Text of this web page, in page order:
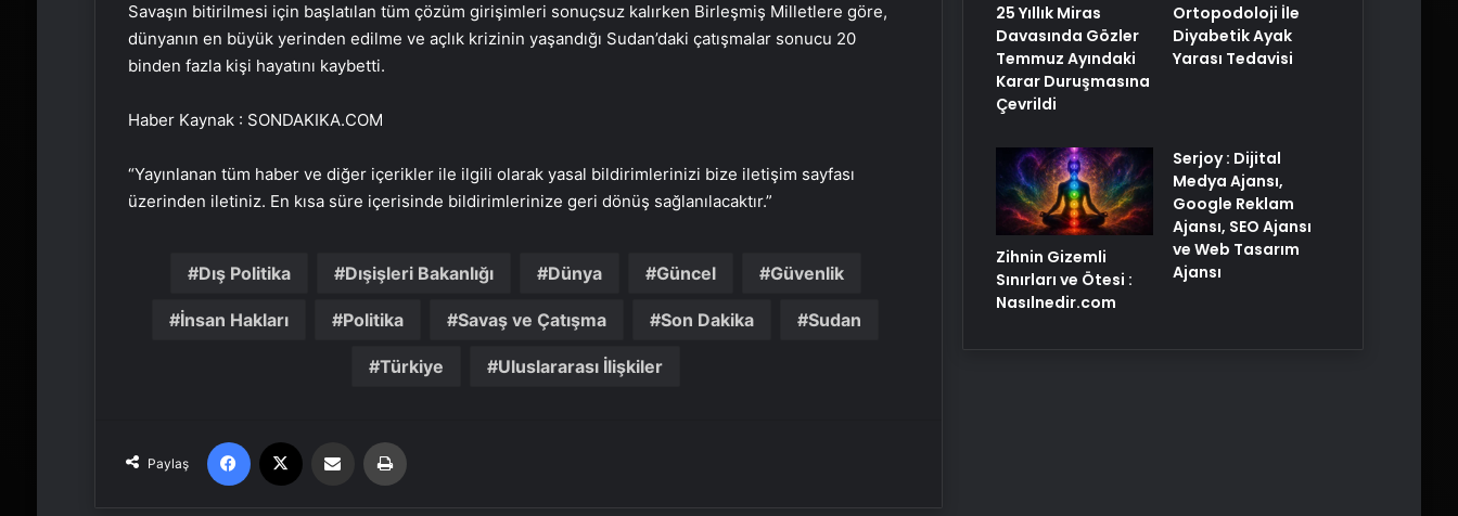
Savaşın bitirilmesi için başlatılan tüm çözüm girişimleri sonuçsuz kalırken Birleşmiş Milletlere göre,
dünyanın en büyük yerinden edilme ve açlık krizinin yaşandığı Sudan’daki çatışmalar sonucu 20
binden fazla kişi hayatını kaybetti.
Haber Kaynak : SONDAKIKA.COM
“Yayınlanan tüm haber ve diğer içerikler ile ilgili olarak yasal bildirimlerinizi bize iletişim sayfası
üzerinden iletiniz. En kısa süre içerisinde bildirimlerinize geri dönüş sağlanılacaktır.”
Dış Politika Dışişleri Bakanlığı Dünya Güncel Güvenlik
İnsan Hakları Politika Savaş ve Çatışma Son Dakika Sudan
Türkiye Uluslararası İlişkiler
Paylaş
Facebook Email'den paylaş
Umre Turları Rehberi Diyanet Umre
Turları Farkları ve Seçim Kriterleri
Ankara’da Profesyonel Buharlı Koltuk
25 Yıllık Miras
Davasında Gözler
Temmuz Ayındaki
Karar Duruşmasına
Çevrildi
Ortopodoloji İle
Diyabetik Ayak
Yarası Tedavisi
Zihnin Gizemli
Sınırları ve Ötesi :
Nasılnedir.com
Serjoy : Dijital
Medya Ajansı,
Google Reklam
Ajansı, SEO Ajansı
ve Web Tasarım
Ajansı